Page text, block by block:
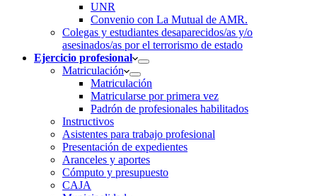
UNR
Convenio con La Mutual de AMR.
Colegas y estudiantes desaparecidos/as y/o
asesinados/as por el terrorismo de estado
Ejercicio profesional
Matriculación
Matriculación
Matricularse por primera vez
Padrón de profesionales habilitados
Instructivos
Asistentes para trabajo profesional
Presentación de expedientes
Aranceles y aportes
Cómputo y presupuesto
CAJA